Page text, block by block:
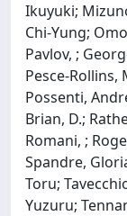
Ikuyuki;
Chi-Yung;
Pavlov, ;
Pesce-Rollins,
Possenti,
Brian, D.;
Romani, ;
Spandre,
Toru;
Yuzuru;